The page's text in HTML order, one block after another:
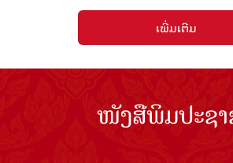
ເພີ່ມເຕີມ
ໜັງສືພິມປະຊ